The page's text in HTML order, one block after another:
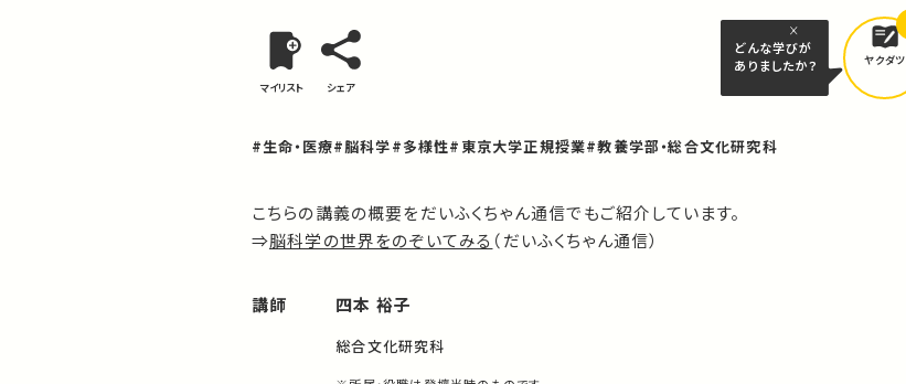
マイリスト シェア
どんな学びが
ありましたか？
ヤクダツ
#生命・医療#脳科学#多様性#東京大学正規授業#教養学部・総合文化研究科
こちらの講義の概要をだいふくちゃん通信でもご紹介しています。
⇒脳科学の世界をのぞいてみる （だいふくちゃん通信）
講師 四本 裕子
総合文化研究科